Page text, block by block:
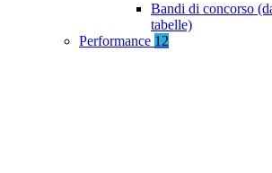
Bandi di concorso
tabelle)
Performance 12